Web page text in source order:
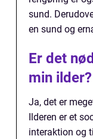
sund.
en sund og
Er det
min ilder?
Ja, det er
Ilderen er et
interaktion og